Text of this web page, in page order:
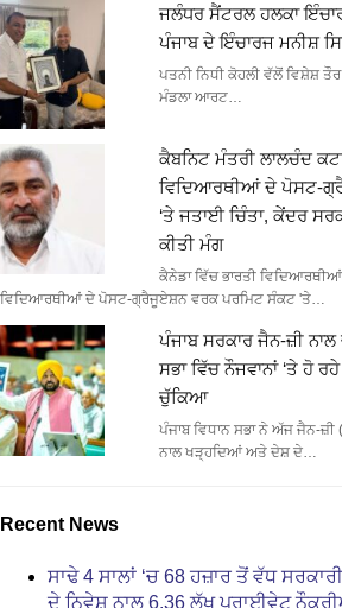
ਜਲੰਧਰ ਸੈਂਟਰਲ ਹਲਕਾ
ਪੰਜਾਬ ਦੇ ਇੰਚਾਰਜ ਮਨੀਸ਼
ਪਤਨੀ ਨਿਧੀ ਕੋਹਲੀ ਵੱਲੋਂ ਵਿਸ਼ੇਸ਼
ਮੰਡਲਾ ਆਰਟ…
ਕੈਬਨਿਟ ਮੰਤਰੀ ਲਾਲਚੰਦ
ਵਿਦਿਆਰਥੀਆਂ ਦੇ ਪੋਸਟ-
‘ਤੇ ਜਤਾਈ ਚਿੰਤਾ, ਕੇਂਦਰ
ਕੀਤੀ ਮੰਗ
ਕੈਨੇਡਾ ਵਿੱਚ ਭਾਰਤੀ
ਵਿਦਿਆਰਥੀਆਂ ਦੇ ਪੋਸਟ-ਗ੍ਰੈਜੂਏਸ਼ਨ ਵਰਕ ਪਰਮਿਟ ਸੰਕਟ 'ਤੇ…
ਪੰਜਾਬ ਸਰਕਾਰ ਜੈਨ-ਜ਼ੀ ਨਾਲ
ਸਭਾ ਵਿੱਚ ਨੌਜਵਾਨਾਂ ‘ਤੇ ਹੋ
ਚੁੱਕਿਆ
ਪੰਜਾਬ ਵਿਧਾਨ ਸਭਾ ਨੇ ਅੱਜ ਜੈਨ-ਜ਼ੀ
ਨਾਲ ਖੜ੍ਹਦਿਆਂ ਅਤੇ ਦੇਸ਼ ਦੇ…
Recent News
ਸਾਢੇ 4 ਸਾਲਾਂ ‘ਚ 68 ਹਜ਼ਾਰ ਤੋਂ ਵੱਧ
ਦੇ ਨਿਵੇਸ਼ ਨਾਲ 6.36 ਲੱਖ ਪ੍ਰਾਈਵੇਟ